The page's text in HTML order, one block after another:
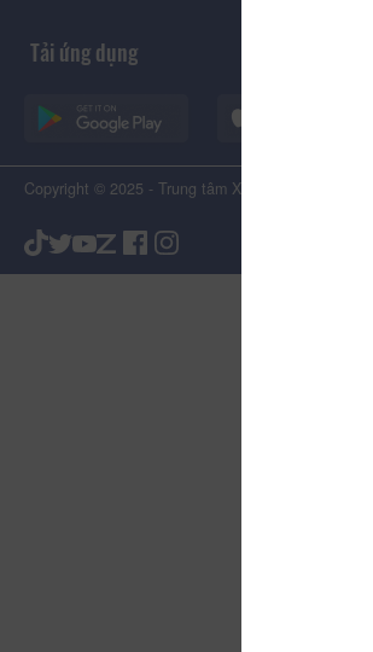
Tải ứng dụng
Copyright © 2025 - Trung tâm Xúc tiến Du lịch Tỉnh